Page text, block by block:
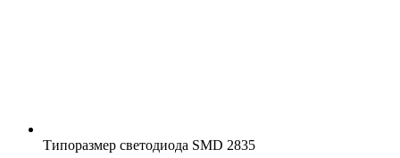
Типоразмер светодиода SMD 2835